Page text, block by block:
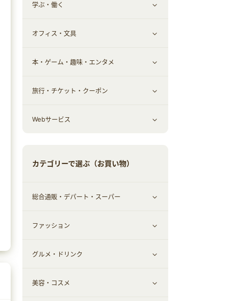
その他投資
その他金融
住まい・暮らし
不動産
引越し
エコ・エネルギー
車情報・カーシェア・レンタル
すべて見る
ギフト・贈答品
学ぶ・働く
すべて見る
習い事・学習・学校
仕事・転職
オフィス・文具
すべて見る
オフィス・文具
本・ゲーム・趣味・エンタメ
すべて見る
ゲーム・趣味
旅行・チケット・クーポン
すべて見る
Webサービス
カテゴリーで選ぶ（お買い物）
総合通販・デパート・スーパー
すべて見る
総合通販
デパート・スーパー
ファッション
すべて見る
ファッション
グルメ・ドリンク
すべて見る
美容・コスメ